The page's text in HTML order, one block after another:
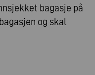
bagasje på
og skal